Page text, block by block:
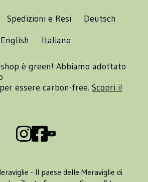
Spedizioni e Resi
Deutsch
English
Italiano
è green! Abbiamo adottato
essere carbon-free. Scopri il
- Il paese delle Meraviglie di